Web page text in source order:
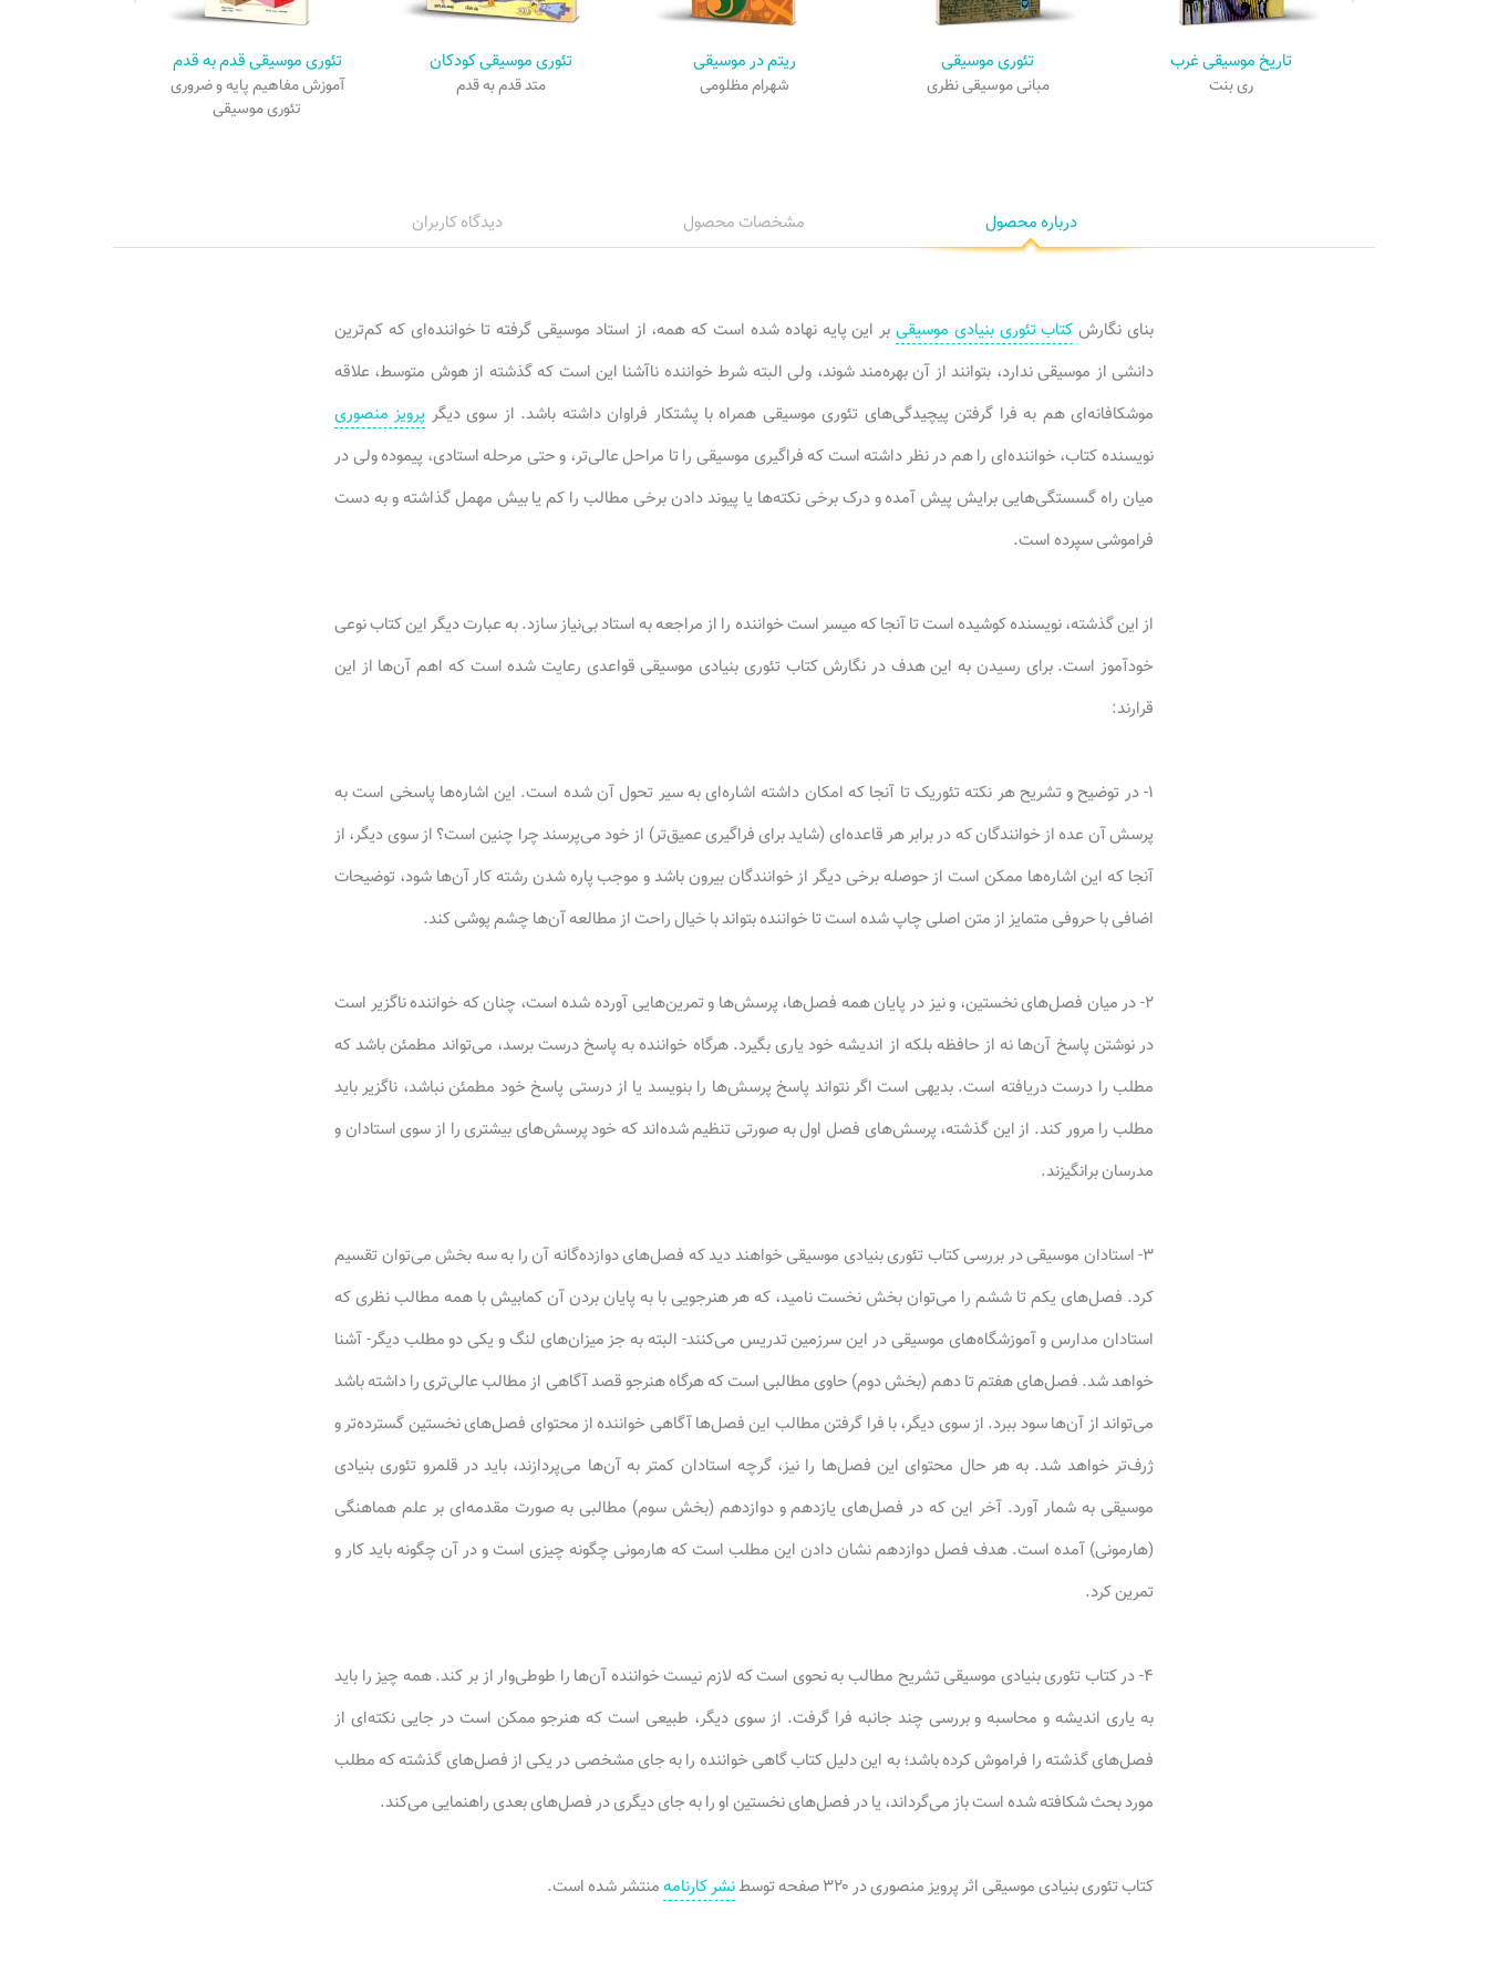
تاریخ موسیقی غرب
ری بنت
تئوری موسیقی
مبانی موسیقی نظری
ریتم در موسیقی
شهرام مظلومی
تئوری موسیقی کودکان
متد قدم به قدم
تئوری موسیقی قدم به قدم
آموزش مفاهیم پایه و ضروری
تئوری موسیقی
درباره محصول مشخصات محصول دیدگاه کاربران
بنای نگارش کتاب تئوری بنیادی موسیقی بر این پایه نهاده شده است که همه، از استاد موسیقی گرفته تا خواننده‌ای که کم‌ترین
دانشی از موسیقی ندارد، بتوانند از آن بهره‌مند شوند، ولی البته شرط خواننده ناآشنا این است که گذشته از هوش متوسط، علاقه
موشکافانه‌ای هم به فرا گرفتن پیچیدگی‌های تئوری موسیقی همراه با پشتکار فراوان داشته باشد. از سوی دیگر پرویز منصوری
نویسنده کتاب، خواننده‌ای را هم در نظر داشته است که فراگیری موسیقی را تا مراحل عالی‌تر، و حتی مرحله استادی، پیموده ولی در
میان راه گسستگی‌هایی برایش پیش آمده و درک برخی نکته‌ها یا پیوند دادن برخی مطالب را کم یا بیش مهمل گذاشته و به دست
فراموشی سپرده است.
از این گذشته، نویسنده کوشیده است تا آنجا که میسر است خواننده را از مراجعه به استاد بی‌نیاز سازد. به عبارت دیگر این کتاب نوعی
خودآموز است. برای رسیدن به این هدف در نگارش کتاب تئوری بنیادی موسیقی قواعدی رعایت شده است که اهم آن‌ها از این
قرارند:
۱- در توضیح و تشریح هر نکته تئوریک تا آنجا که امکان داشته اشاره‌ای به سیر تحول آن شده است. این اشاره‌ها پاسخی است به
پرسش آن عده از خوانندگان که در برابر هر قاعده‌ای (شاید برای فراگیری عمیق‌تر) از خود می‌پرسند چرا چنین است؟ از سوی دیگر، از
آنجا که این اشاره‌ها ممکن است از حوصله برخی دیگر از خوانندگان بیرون باشد و موجب پاره شدن رشته کار آن‌ها شود، توضیحات
اضافی با حروفی متمایز از متن اصلی چاپ شده است تا خواننده بتواند با خیال راحت از مطالعه آن‌ها چشم پوشی کند.
۲- در میان فصل‌های نخستین، و نیز در پایان همه فصل‌ها، پرسش‌ها و تمرین‌هایی آورده شده است، چنان که خواننده ناگزیر است
در نوشتن پاسخ آن‌ها نه از حافظه بلکه از اندیشه خود یاری بگیرد. هرگاه خواننده به پاسخ درست برسد، می‌تواند مطمئن باشد که
مطلب را درست دریافته است. بدیهی است اگر نتواند پاسخ پرسش‌ها را بنویسد یا از درستی پاسخ خود مطمئن نباشد، ناگزیر باید
مطلب را مرور کند. از این گذشته، پرسش‌های فصل اول به صورتی تنظیم شده‌اند که خود پرسش‌های بیشتری را از سوی استادان و
مدرسان برانگیزند.
۳- استادان موسیقی در بررسی کتاب تئوری بنیادی موسیقی خواهند دید که فصل‌های دوازده‌گانه آن را به سه بخش می‌توان تقسیم
کرد. فصل‌های یکم تا ششم را می‌توان بخش نخست نامید، که هر هنرجویی با به پایان بردن آن کمابیش با همه مطالب نظری که
استادان مدارس و آموزشگاه‌های موسیقی در این سرزمین تدریس می‌کنند- البته به جز میزان‌های لنگ و یکی دو مطلب دیگر- آشنا
خواهد شد. فصل‌های هفتم تا دهم (بخش دوم) حاوی مطالبی است که هرگاه هنرجو قصد آگاهی از مطالب عالی‌تری را داشته باشد
می‌تواند از آن‌ها سود ببرد. از سوی دیگر، با فرا گرفتن مطالب این فصل‌ها آگاهی خواننده از محتوای فصل‌های نخستین گسترده‌تر و
ژرف‌تر خواهد شد. به هر حال محتوای این فصل‌ها را نیز، گرچه استادان کمتر به آن‌ها می‌پردازند، باید در قلمرو تئوری بنیادی
موسیقی به شمار آورد. آخر این که در فصل‌های یازدهم و دوازدهم (بخش سوم) مطالبی به صورت مقدمه‌ای بر علم هماهنگی
(هارمونی) آمده است. هدف فصل دوازدهم نشان دادن این مطلب است که هارمونی چگونه چیزی است و در آن چگونه باید کار و
تمرین کرد.
۴- در کتاب تئوری بنیادی موسیقی تشریح مطالب به نحوی است که لازم نیست خواننده آن‌ها را طوطی‌وار از بر کند. همه چیز را باید
به یاری اندیشه و محاسبه و بررسی چند جانبه فرا گرفت. از سوی دیگر، طبیعی است که هنرجو ممکن است در جایی نکته‌ای از
فصل‌های گذشته را فراموش کرده باشد؛ به این دلیل کتاب گاهی خواننده را به جای مشخصی در یکی از فصل‌های گذشته که مطلب
مورد بحث شکافته شده است باز می‌گرداند، یا در فصل‌های نخستین او را به جای دیگری در فصل‌های بعدی راهنمایی می‌کند.
کتاب تئوری بنیادی موسیقی اثر پرویز منصوری در ۳۲۰ صفحه توسط نشر کارنامهمنتشر شده است.